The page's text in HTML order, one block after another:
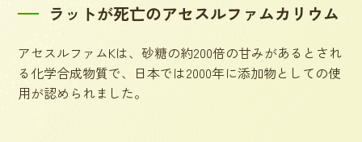
ラットが死亡のアセスルファムカリウム
アセスルファムKは、砂糖の約200倍の甘みがあるとされ
る化学合成物質で、日本では2000年に添加物としての使
用が認められました。